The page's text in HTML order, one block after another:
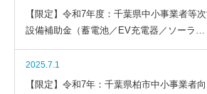
【限定】令和7年度：千葉県中小事業者等
設備補助金（蓄電池／EV充電器／ソーラ…
2025.7.1
【限定】令和7年：千葉県柏市中小事業者